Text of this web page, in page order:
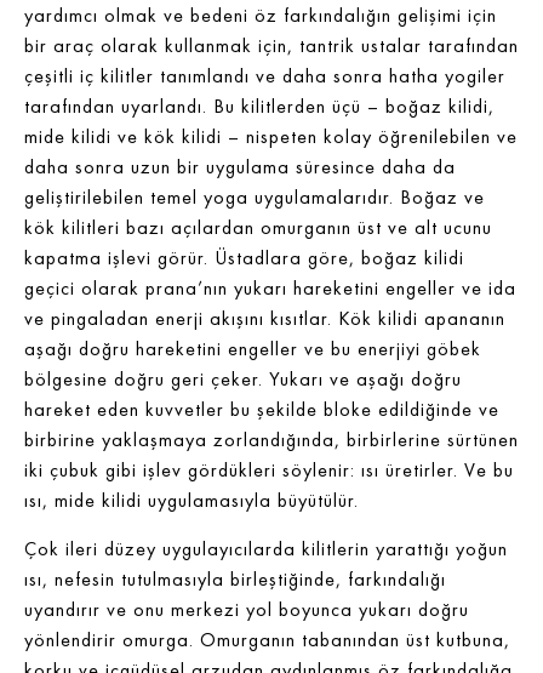
yardımcı olmak ve bedeni öz farkındalığın gelişimi için
bir araç olarak kullanmak için, tantrik ustalar tarafından
çeşitli iç kilitler tanımlandı ve daha sonra hatha yogiler
tarafından uyarlandı. Bu kilitlerden üçü – boğaz kilidi,
mide kilidi ve kök kilidi – nispeten kolay öğrenilebilen ve
daha sonra uzun bir uygulama süresince daha da
geliştirilebilen temel yoga uygulamalarıdır. Boğaz ve
kök kilitleri bazı açılardan omurganın üst ve alt ucunu
kapatma işlevi görür. Üstadlara göre, boğaz kilidi
geçici olarak prana’nın yukarı hareketini engeller ve ida
ve pingaladan enerji akışını kısıtlar. Kök kilidi apananın
aşağı doğru hareketini engeller ve bu enerjiyi göbek
bölgesine doğru geri çeker. Yukarı ve aşağı doğru
hareket eden kuvvetler bu şekilde bloke edildiğinde ve
birbirine yaklaşmaya zorlandığında, birbirlerine sürtünen
iki çubuk gibi işlev gördükleri söylenir: ısı üretirler. Ve bu
ısı, mide kilidi uygulamasıyla büyütülür.
Çok ileri düzey uygulayıcılarda kilitlerin yarattığı yoğun
ısı, nefesin tutulmasıyla birleştiğinde, farkındalığı
uyandırır ve onu merkezi yol boyunca yukarı doğru
yönlendirir omurga. Omurganın tabanından üst kutbuna,